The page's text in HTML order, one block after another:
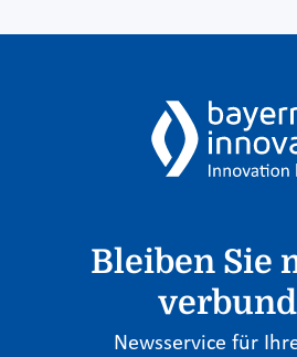
Bleiben Sie
Newsservice für